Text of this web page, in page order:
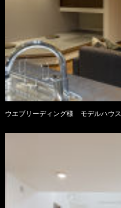
ウエブリーディング様 モデルハウス